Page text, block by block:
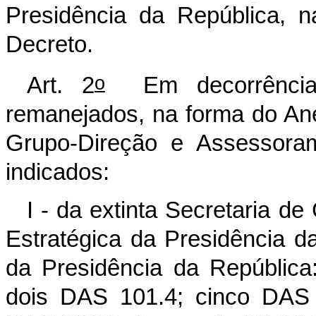
Presidência da República,
Decreto.
Art. 2oEm
remanejados, na forma do
Grupo-Direção e
indicados:
I - da extinta Secretaria de
Estratégica da Presidência
da Presidência da
dois DAS 101.4; cinco